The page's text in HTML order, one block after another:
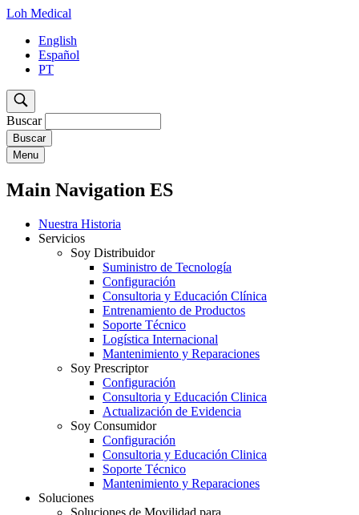
Loh Medical
English
Español
PT
Buscar
Menu
Main Navigation ES
Nuestra Historia
Servicios
Soy Distribuidor
Suministro de Tecnología
Configuración
Consultoria y Educación Clínica
Entrenamiento de Productos
Soporte Técnico
Logística Internacional
Mantenimiento y Reparaciones
Soy Prescriptor
Configuración
Consultoria y Educación Clinica
Actualización de Evidencia
Soy Consumidor
Configuración
Consultoria y Educación Clinica
Soporte Técnico
Mantenimiento y Reparaciones
Soluciones
Soluciones de Movilidad para